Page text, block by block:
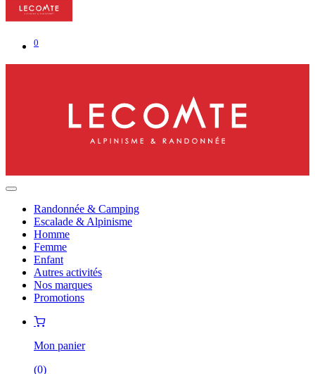
0
Randonnée & Camping
Escalade & Alpinisme
Homme
Femme
Enfant
Autres activités
Nos marques
Promotions
Mon panier
(0)